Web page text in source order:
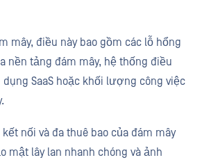
mây, điều này bao gồm các lỗ hổng
nền tảng đám mây, hệ thống điều
SaaS hoặc khối lượng công việc
nối và đa thuê bao của đám mây
mật lây lan nhanh chóng và ảnh